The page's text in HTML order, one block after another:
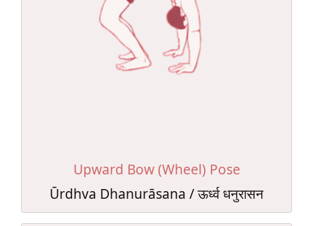
Upward Bow (Wheel) Pose
Ūrdhva Dhanurāsana / ऊर्ध्व धनुरासन